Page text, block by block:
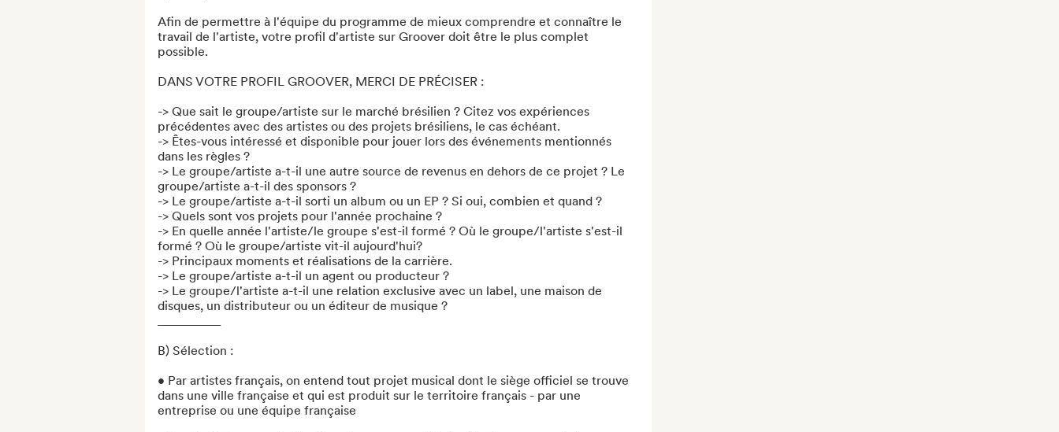
Afin de permettre à l'équipe du programme de mieux comprendre et connaître le
travail de l'artiste, votre profil d'artiste sur Groover doit être le plus complet
possible.
DANS VOTRE PROFIL GROOVER, MERCI DE PRÉCISER :
-> Que sait le groupe/artiste sur le marché brésilien ? Citez vos expériences
précédentes avec des artistes ou des projets brésiliens, le cas échéant.
-> Êtes-vous intéressé et disponible pour jouer lors des événements mentionnés
dans les règles ?
-> Le groupe/artiste a-t-il une autre source de revenus en dehors de ce projet ? Le
groupe/artiste a-t-il des sponsors ?
-> Le groupe/artiste a-t-il sorti un album ou un EP ? Si oui, combien et quand ?
-> Quels sont vos projets pour l'année prochaine ?
-> En quelle année l'artiste/le groupe s'est-il formé ? Où le groupe/l'artiste s'est-il
formé ? Où le groupe/artiste vit-il aujourd'hui?
-> Principaux moments et réalisations de la carrière.
-> Le groupe/artiste a-t-il un agent ou producteur ?
-> Le groupe/l'artiste a-t-il une relation exclusive avec un label, une maison de
disques, un distributeur ou un éditeur de musique ?
B) Sélection :
• Par artistes français, on entend tout projet musical dont le siège officiel se trouve
dans une ville française et qui est produit sur le territoire français - par une
entreprise ou une équipe française